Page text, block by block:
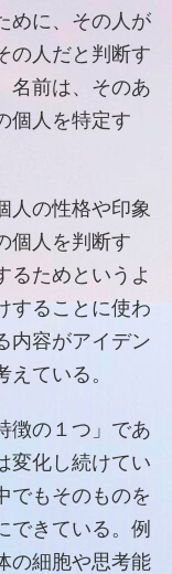
めに、その人が
の人だと判断す
名前は、そのあ
個人を特定す
人の性格や印象
個人を判断す
るためというよ
することに使わ
内容がアイデン
ている。
徴の１つ」であ
変化し続けてい
でもそのものを
できている。例
の細胞や思考能